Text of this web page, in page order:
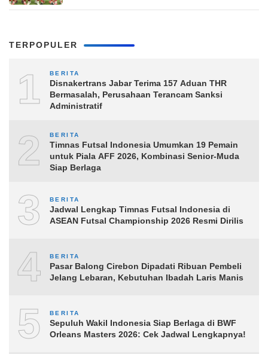
TERPOPULER
1 BERITA
Disnakertrans Jabar Terima 157 Aduan THR
Bermasalah, Perusahaan Terancam Sanksi
Administratif
2 BERITA
Timnas Futsal Indonesia Umumkan 19 Pemain
untuk Piala AFF 2026, Kombinasi Senior-Muda
Siap Berlaga
3 BERITA
Jadwal Lengkap Timnas Futsal Indonesia di
ASEAN Futsal Championship 2026 Resmi Dirilis
4 BERITA
Pasar Balong Cirebon Dipadati Ribuan Pembeli
Jelang Lebaran, Kebutuhan Ibadah Laris Manis
5 BERITA
Sepuluh Wakil Indonesia Siap Berlaga di BWF
Orleans Masters 2026: Cek Jadwal Lengkapnya!